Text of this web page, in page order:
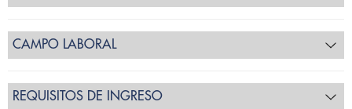
CAMPO LABORAL
REQUISITOS DE INGRESO